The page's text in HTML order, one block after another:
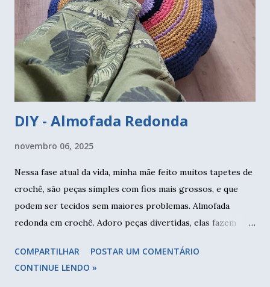
DIY - Almofada Redonda
novembro 06, 2025
Nessa fase atual da vida, minha mãe feito muitos tapetes de
crochê, são peças simples com fios mais grossos, e que
podem ser tecidos sem maiores problemas. Almofada
redonda em crochê. Adoro peças divertidas, elas fazem
Numa das minhas visitas, encontrei dois tapetes coloridos,
feitos com sobras dos barbantes. Um eu vou aumentar um
COMPARTILHAR
POSTAR UM COMENTÁRIO
CONTINUE LENDO »